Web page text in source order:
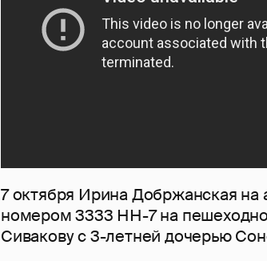
7 октября Ирина Добржанская на
номером 3333 НН-7 на
Сивакову с 3-летней дочерью